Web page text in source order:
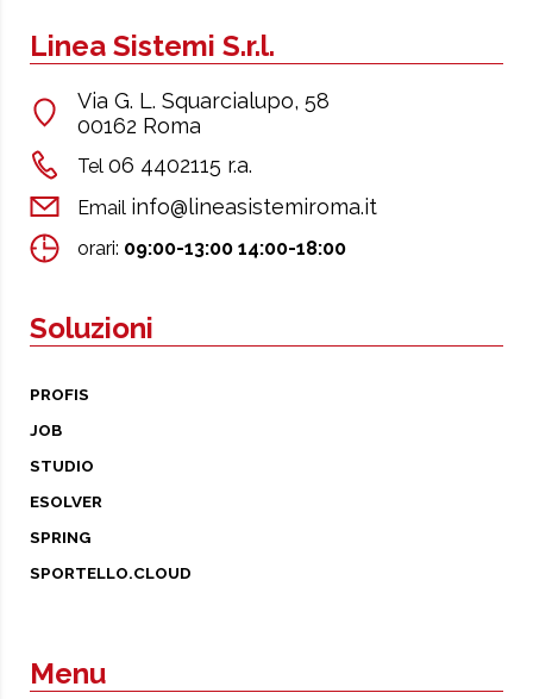
Linea Sistemi S.r.l.
Via G. L. Squarcialupo, 58
00162 Roma
Tel 06 4402115 r.a.
Email info@lineasistemiroma.it
orari: 09:00-13:00 14:00-18:00
Soluzioni
PROFIS
JOB
STUDIO
ESOLVER
SPRING
SPORTELLO.CLOUD
Menu